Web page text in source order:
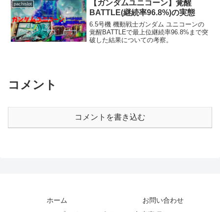
pachislot
【ガンダムユニコーン】覚醒
BATTLE(継続率96.8%)の実態
6.5号機 機動戦士ガンダム ユニコーンの
覚醒BATTLEで最上位継続率96.8%まで突
破した結果についての考察。
コメント
コメントを書き込む
ホーム
お問い合わせ